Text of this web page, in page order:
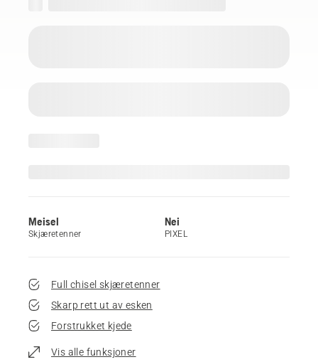
Meisel
Skjæretenner
Nei
PIXEL
Full chisel skjæretenner
Skarp rett ut av esken
Forstrukket kjede
Vis alle funksjoner